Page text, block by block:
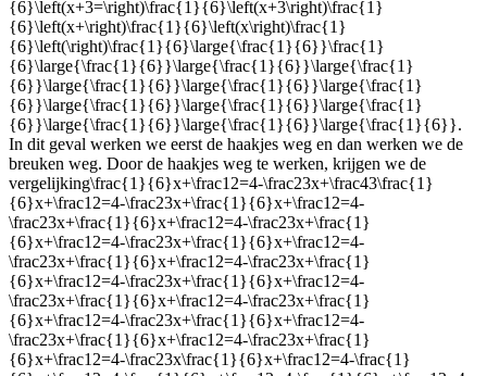
{6}\left(x+3=\right)\frac{1}{6}\left(x+3\right)\frac{1}
{6}\left(x+\right)\frac{1}{6}\left(x\right)\frac{1}
{6}\left(\right)\frac{1}{6}\large{\frac{1}{6}}\frac{1}
{6}\large{\frac{1}{6}}\large{\frac{1}{6}}\large{\frac{1}
{6}}\large{\frac{1}{6}}\large{\frac{1}{6}}\large{\frac{1}
{6}}\large{\frac{1}{6}}\large{\frac{1}{6}}\large{\frac{1}
{6}}\large{\frac{1}{6}}\large{\frac{1}{6}}\large{\frac{1}{6}}.
In dit geval werken we eerst de haakjes weg en dan werken we de
breuken weg. Door de haakjes weg te werken, krijgen we de
vergelijking\frac{1}{6}x+\frac12=4-\frac23x+\frac43\frac{1}
{6}x+\frac12=4-\frac23x+\frac{1}{6}x+\frac12=4-
\frac23x+\frac{1}{6}x+\frac12=4-\frac23x+\frac{1}
{6}x+\frac12=4-\frac23x+\frac{1}{6}x+\frac12=4-
\frac23x+\frac{1}{6}x+\frac12=4-\frac23x+\frac{1}
{6}x+\frac12=4-\frac23x+\frac{1}{6}x+\frac12=4-
\frac23x+\frac{1}{6}x+\frac12=4-\frac23x+\frac{1}
{6}x+\frac12=4-\frac23x+\frac{1}{6}x+\frac12=4-
\frac23x+\frac{1}{6}x+\frac12=4-\frac23x+\frac{1}
{6}x+\frac12=4-\frac23x\frac{1}{6}x+\frac12=4-\frac{1}